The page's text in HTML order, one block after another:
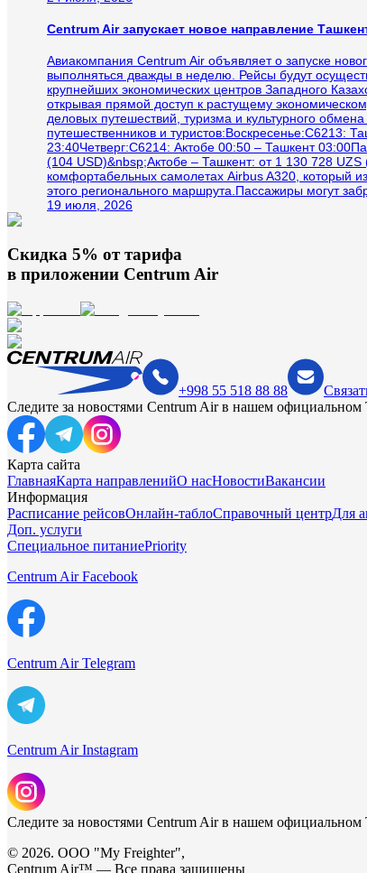
Centrum Air запускает новое направление
Авиакомпания Centrum Air объявляет о запуске
выполняться дважды в неделю. Рейсы будут
крупнейших экономических центров Западного
открывая прямой доступ к растущему
деловых путешествий, туризма и культурного
путешественников и туристов:Воскресенье:C6213:
23:40Четверг:C6214: Актобе 00:50 – Ташкент
(104 USD)&nbsp;Актобе – Ташкент: от 1 130 728
комфортабельных самолетах Airbus A320, который
этого регионального маршрута.Пассажиры могут
19 июля, 2026
Скидка 5% от тарифа
в приложении Centrum Air
+998 55 518 88 88
Следите за новостями Centrum Air в нашем официальном
Карта сайта
ГлавнаяКарта направленийО насНовостиВакансии
Информация
Расписание рейсовОнлайн-таблоСправочный центрДля
Доп. услуги
Специальное питаниеPriority
Centrum Air Facebook
Centrum Air Telegram
Centrum Air Instagram
Следите за новостями Centrum Air в нашем официальном
© 2026. ООО "My Freighter",
Centrum Air™ — Все права защищены